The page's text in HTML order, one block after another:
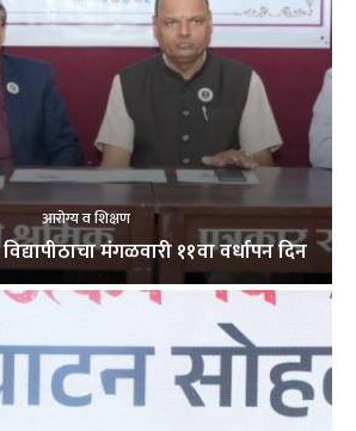
आरोग्य व शिक्षण
मंगळवारी ११वा वर्धापन दिन